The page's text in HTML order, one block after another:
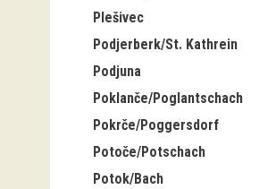
Plešivec
Podjerberk/St. Kathrein
Podjuna
Poklanče/Poglantschach
Pokrče/Poggersdorf
Potoče/Potschach
Potok/Bach